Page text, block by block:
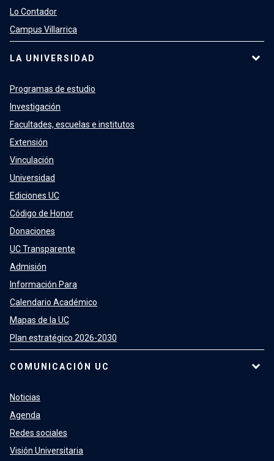
Lo Contador
Campus Villarrica
LA UNIVERSIDAD
Programas de estudio
Investigación
Facultades, escuelas e institutos
Extensión
Vinculación
Universidad
Ediciones UC
Código de Honor
Donaciones
UC Transparente
Admisión
Información Para
Calendario Académico
Mapas de la UC
Plan estratégico 2026-2030
COMUNICACIÓN UC
Noticias
Agenda
Redes sociales
Visión Universitaria